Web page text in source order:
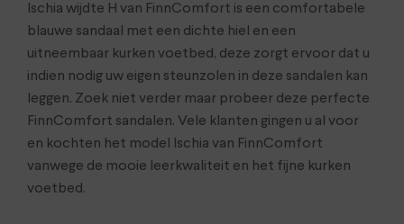
Ischia wijdte H van FinnComfort is een comfortabele
blauwe sandaal met een dichte hiel en een
uitneembaar kurken voetbed, deze zorgt ervoor dat u
indien nodig uw eigen steunzolen in deze sandalen kan
leggen. Zoek niet verder maar probeer deze perfecte
FinnComfort sandalen. Vele klanten gingen u al voor
en kochten het model Ischia van FinnComfort
vanwege de mooie leerkwaliteit en het fijne kurken
voetbed.